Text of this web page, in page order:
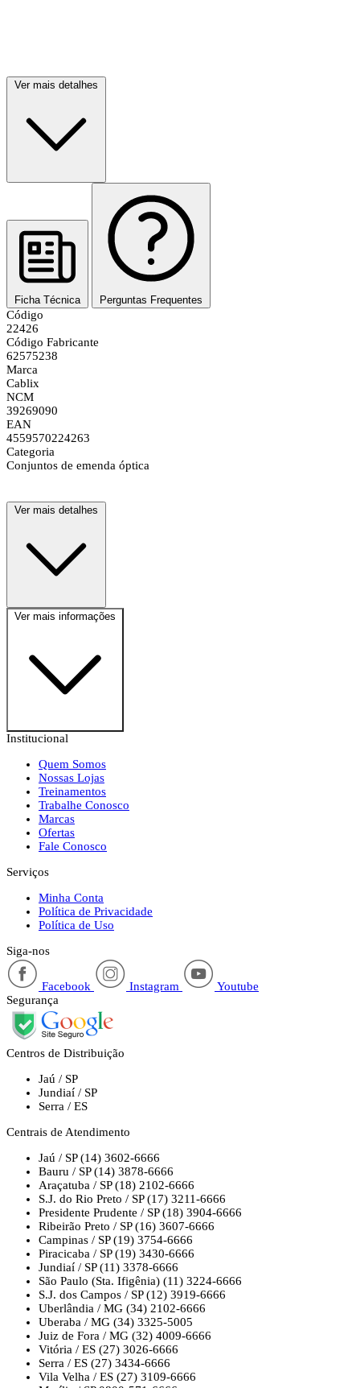
Ver mais detalhes
Ficha Técnica Perguntas Frequentes
Código
22426
Código Fabricante
62575238
Marca
Cablix
NCM
39269090
EAN
4559570224263
Categoria
Conjuntos de emenda óptica
Ver mais detalhes
Ver mais informações
Institucional
Quem Somos
Nossas Lojas
Treinamentos
Trabalhe Conosco
Marcas
Ofertas
Fale Conosco
Serviços
Minha Conta
Política de Privacidade
Política de Uso
Siga-nos
Facebook Instagram
Youtube
Segurança
Centros de Distribuição
Jaú / SP
Jundiaí / SP
Serra / ES
Centrais de Atendimento
Jaú / SP (14) 3602-6666
Bauru / SP (14) 3878-6666
Araçatuba / SP (18) 2102-6666
S.J. do Rio Preto / SP (17) 3211-6666
Presidente Prudente / SP (18) 3904-6666
Ribeirão Preto / SP (16) 3607-6666
Campinas / SP (19) 3754-6666
Piracicaba / SP (19) 3430-6666
Jundiaí / SP (11) 3378-6666
São Paulo (Sta. Ifigênia) (11) 3224-6666
S.J. dos Campos / SP (12) 3919-6666
Uberlândia / MG (34) 2102-6666
Uberaba / MG (34) 3325-5005
Juiz de Fora / MG (32) 4009-6666
Vitória / ES (27) 3026-6666
Serra / ES (27) 3434-6666
Vila Velha / ES (27) 3109-6666